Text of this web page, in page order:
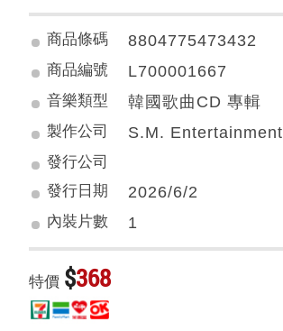
商品條碼 8804775473432
商品編號 L700001667
音樂類型 韓國歌曲CD 專輯
製作公司 S.M. Entertainment
發行公司
發行日期
2026/6/2
內裝片數 1
特價 $368